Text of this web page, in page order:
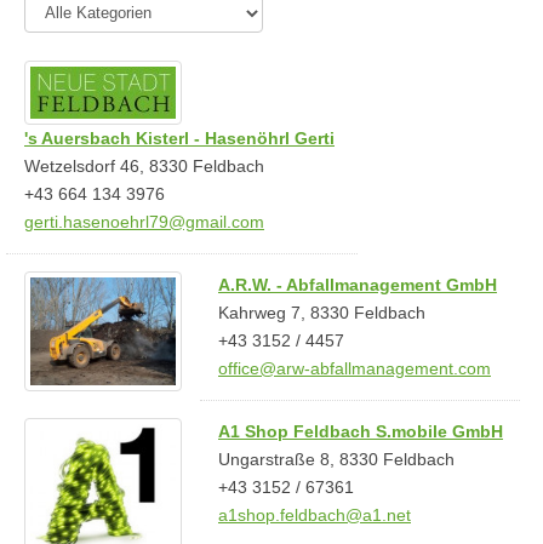
's Auersbach Kisterl - Hasenöhrl Gerti
Wetzelsdorf 46, 8330 Feldbach
+43 664 134 3976
gerti.hasenoehrl79@gmail.com
A.R.W. - Abfallmanagement GmbH
Kahrweg 7, 8330 Feldbach
+43 3152 / 4457
office@arw-abfallmanagement.com
A1 Shop Feldbach S.mobile GmbH
Ungarstraße 8, 8330 Feldbach
+43 3152 / 67361
a1shop.feldbach@a1.net